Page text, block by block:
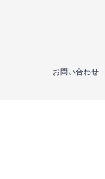
お問い合わせ